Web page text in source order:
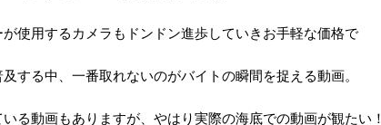
使用するカメラもドンドン進歩していきお手軽な価格で
する中、一番取れないのがバイトの瞬間を捉える動画。
る動画もありますが、やはり実際の海底での動画が観たい！